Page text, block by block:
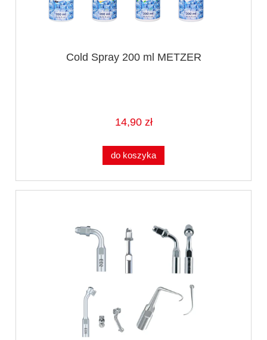
Cold Spray 200 ml METZER
14,90 zł
do koszyka